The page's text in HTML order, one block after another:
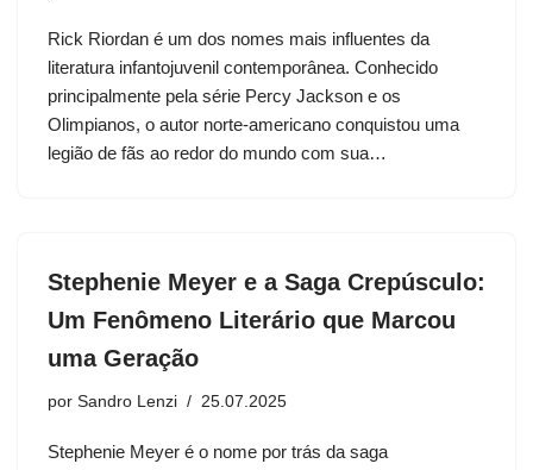
Rick Riordan é um dos nomes mais influentes da
literatura infantojuvenil contemporânea. Conhecido
principalmente pela série Percy Jackson e os
Olimpianos, o autor norte-americano conquistou uma
legião de fãs ao redor do mundo com sua…
Stephenie Meyer e a Saga Crepúsculo:
Um Fenômeno Literário que Marcou
uma Geração
por Sandro Lenzi 25.07.2025
Stephenie Meyer é o nome por trás da saga